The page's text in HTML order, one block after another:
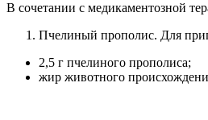
В сочетании с медикаментозной
Пчелиный прополис. Для
2,5 г пчелиного прополиса;
жир животного